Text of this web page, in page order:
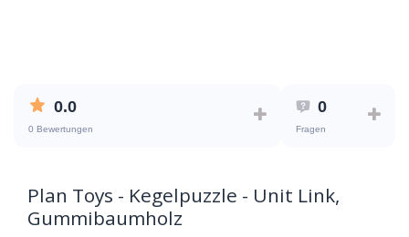
0.0
0 Bewertungen
0
Fragen
Plan Toys - Kegelpuzzle - Unit Link,
Gummibaumholz